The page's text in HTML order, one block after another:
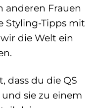
anderen Frauen
Styling-Tipps mit
die Welt ein
dass du die QS
und sie zu einem